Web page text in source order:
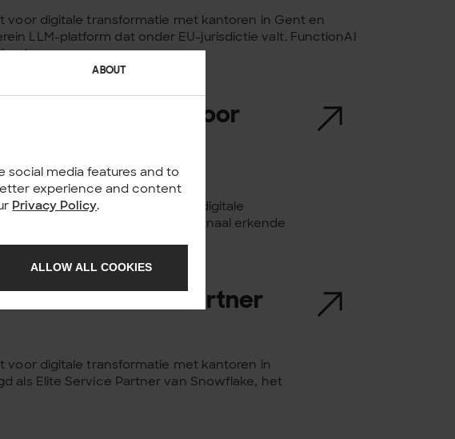
ABOUT
social media features and to
experience and content
Privacy Policy.
ALLOW ALL COOKIES
voor digitale transformatie met kantoren in Gent en
LLM-platform dat onder EU-jurisdictie valt. FunctionAI
certificering voor
van
AI- en dataspecialist voor digitale
beloond met de internationaal erkende
Elite Service Partner
voor digitale transformatie met kantoren in
als Elite Service Partner van Snowflake, het